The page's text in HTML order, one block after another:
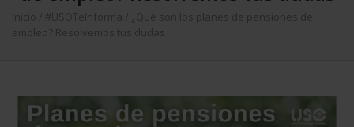
Inicio #USOTeInforma
¿Qué son los planes de pensiones de
empleo? Resolvemos tus dudas